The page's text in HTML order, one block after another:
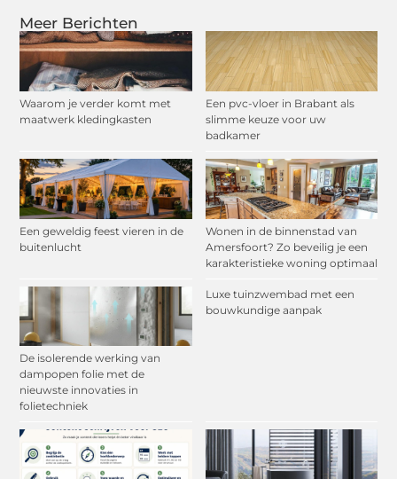
Meer Berichten
Waarom je verder komt met
maatwerk kledingkasten
Een pvc-vloer in Brabant als
slimme keuze voor uw
badkamer
Een geweldig feest vieren in de
buitenlucht
Wonen in de binnenstad van
Amersfoort? Zo beveilig je een
karakteristieke woning optimaal
De isolerende werking van
dampopen folie met de
nieuwste innovaties in
folietechniek
Luxe tuinzwembad met een
bouwkundige aanpak